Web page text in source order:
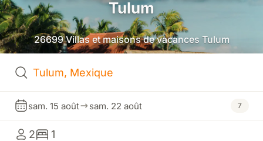
Tulum
26699 Villas et maisons de vacances Tulum
sam. 15 août sam. 22 août 7
2
1